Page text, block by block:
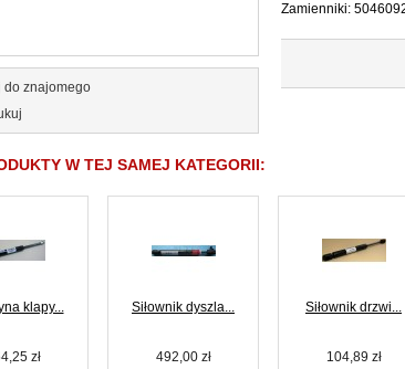
do znajomego
Zamienniki:
W TEJ SAMEJ KATEGORII:
klapy...
zł
Siłownik dyszla...
492,00 zł
Siłownik drzwi...
104,89 zł